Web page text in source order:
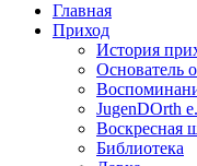
Главная
Приход
История
Основатель
JugenDOrth
Воскресная
Библиотека